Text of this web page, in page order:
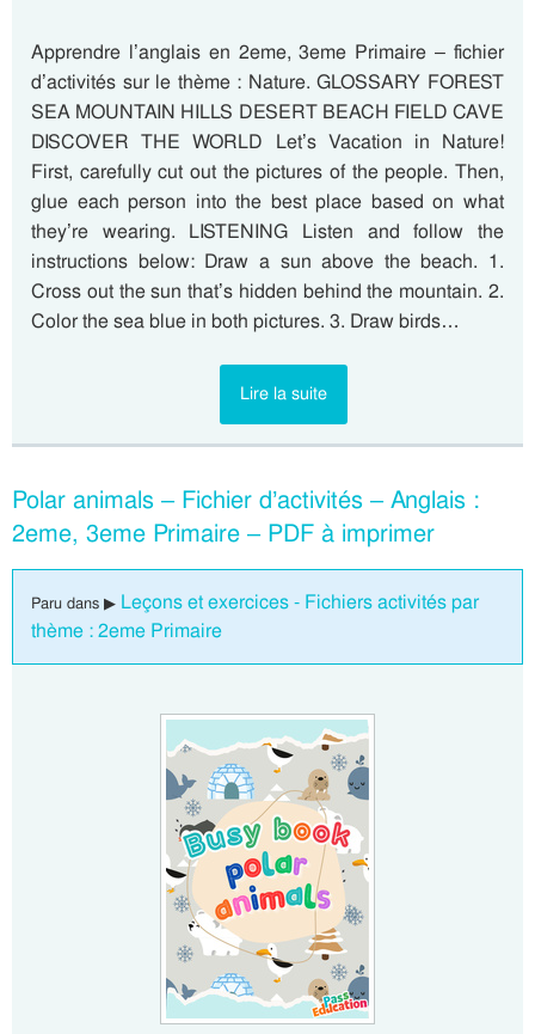
Apprendre l’anglais en 2eme, 3eme Primaire – fichier
d’activités sur le thème : Nature. GLOSSARY FOREST
SEA MOUNTAIN HILLS DESERT BEACH FIELD CAVE
DISCOVER THE WORLD Let’s Vacation in Nature!
First, carefully cut out the pictures of the people. Then,
glue each person into the best place based on what
they’re wearing. LISTENING Listen and follow the
instructions below: Draw a sun above the beach. 1.
Cross out the sun that’s hidden behind the mountain. 2.
Color the sea blue in both pictures. 3. Draw birds…
Lire la suite
Polar animals – Fichier d’activités – Anglais :
2eme, 3eme Primaire – PDF à imprimer
Paru dans ▶ Leçons et exercices - Fichiers activités par
thème : 2eme Primaire